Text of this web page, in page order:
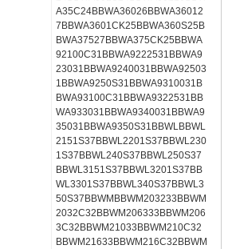
A35C24BBWA36026BBWA36012
7BBWA3601CK25BBWA360S25B
BWA37527BBWA375CK25BBWA
92100C31BBWA9222531BBWA9
23031BBWA9240031BBWA92503
1BBWA9250S31BBWA9310031B
BWA93100C31BBWA9322531BB
WA933031BBWA9340031BBWA9
35031BBWA9350S31BBWLBBWL
2151S37BBWL2201S37BBWL230
1S37BBWL240S37BBWL250S37
BBWL3151S37BBWL3201S37BB
WL3301S37BBWL340S37BBWL3
50S37BBWMBBWM203233BBWM
2032C32BBWM206333BBWM206
3C32BBWM21033BBWM210C32
BBWM21633BBWM216C32BBWM